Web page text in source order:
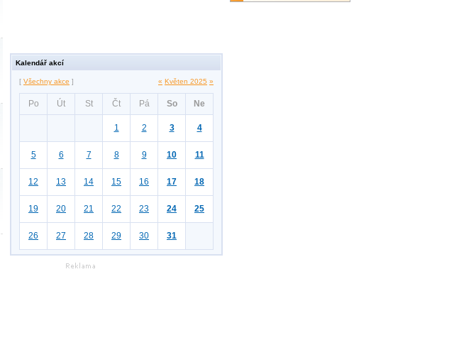
Kalendář akcí
[ Všechny akce ] « Květen 2025 »
Po Út St Čt Pá So Ne
1 2 3 4
5 6 7 8 9 10 11
12 13 14 15 16 17 18
19 20 21 22 23 24 25
26 27 28 29 30 31